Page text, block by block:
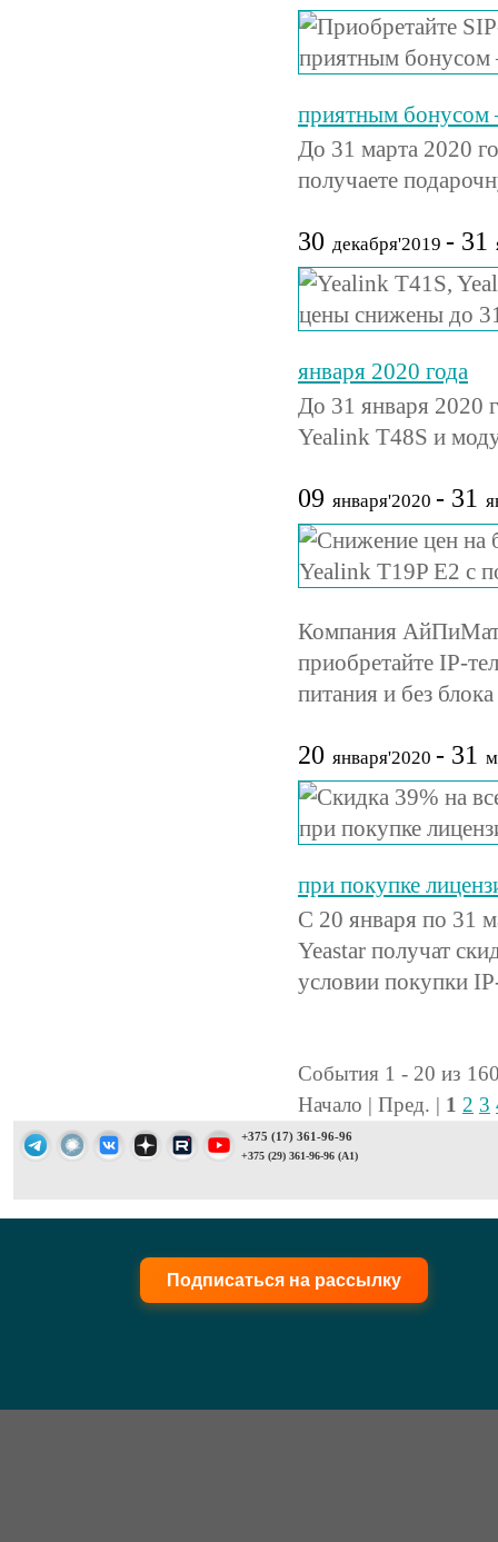
приятным бонусом
До 31 марта 2020
получаете
30 декабря'2019 - 31
января 2020 года
До 31 января 2020
Yealink T48S и
09 января'2020 - 31
Компания
приобретайте IP-
питания и без
20 января'2020 - 31
при покупке
С 20 января по 31
Yeastar получат
условии покупки
События 1 - 20 из
Начало | Пред. | 1 2 3
+375 (17) 361-96-96
+375 (29) 361-96-96 (A1)
Подписаться на рассылку